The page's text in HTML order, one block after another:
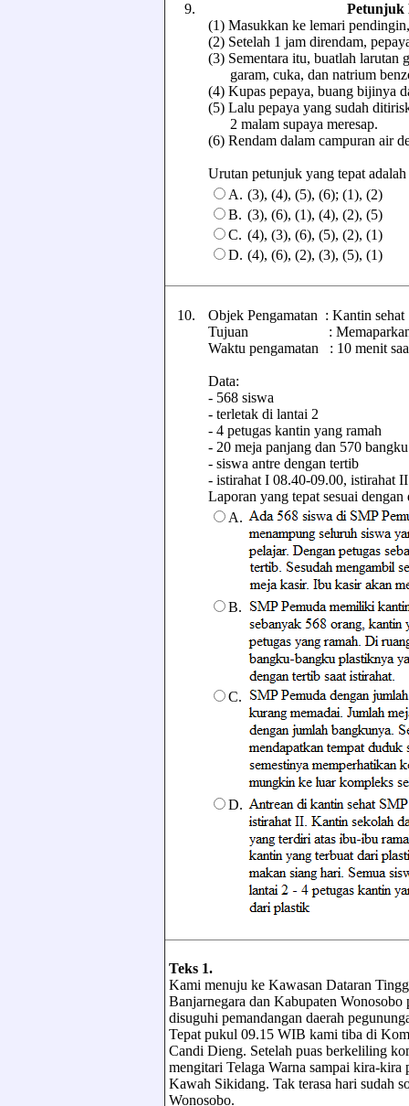
9.
Petunjuk
(1) Masukkan ke lemari
(2) Setelah 1 jam direndam,
(3) Sementara itu, buatlah larutan
garam, cuka, dan natrium
(4) Kupas pepaya, buang bijinya
(5) Lalu pepaya yang sudah
2 malam supaya meresap.
(6) Rendam dalam campuran air
Urutan petunjuk yang tepat
A. (3), (4), (5), (6); (1), (2)
B. (3), (6), (1), (4), (2), (5)
C. (4), (3), (6), (5), (2), (1)
D. (4), (6), (2), (3), (5), (1)
10.
Objek Pengamatan : Kantin sehat
Tujuan : Memaparkan
Waktu pengamatan : 10 menit
Data:
- 568 siswa
- terletak di lantai 2
- 4 petugas kantin yang ramah
- 20 meja panjang dan 570
- siswa antre dengan tertib
- istirahat I 08.40-09.00, istirahat
Laporan yang tepat sesuai dengan
A.
B.
C.
D.
Teks 1.
Kami menuju ke Kawasan Dataran
Banjarnegara dan Kabupaten
disuguhi pemandangan daerah
Tepat pukul 09.15 WIB kami tiba di
Candi Dieng. Setelah puas berkeliling
mengitari Telaga Warna sampai kira-
Kawah Sikidang. Tak terasa hari sudah
Wonosobo.